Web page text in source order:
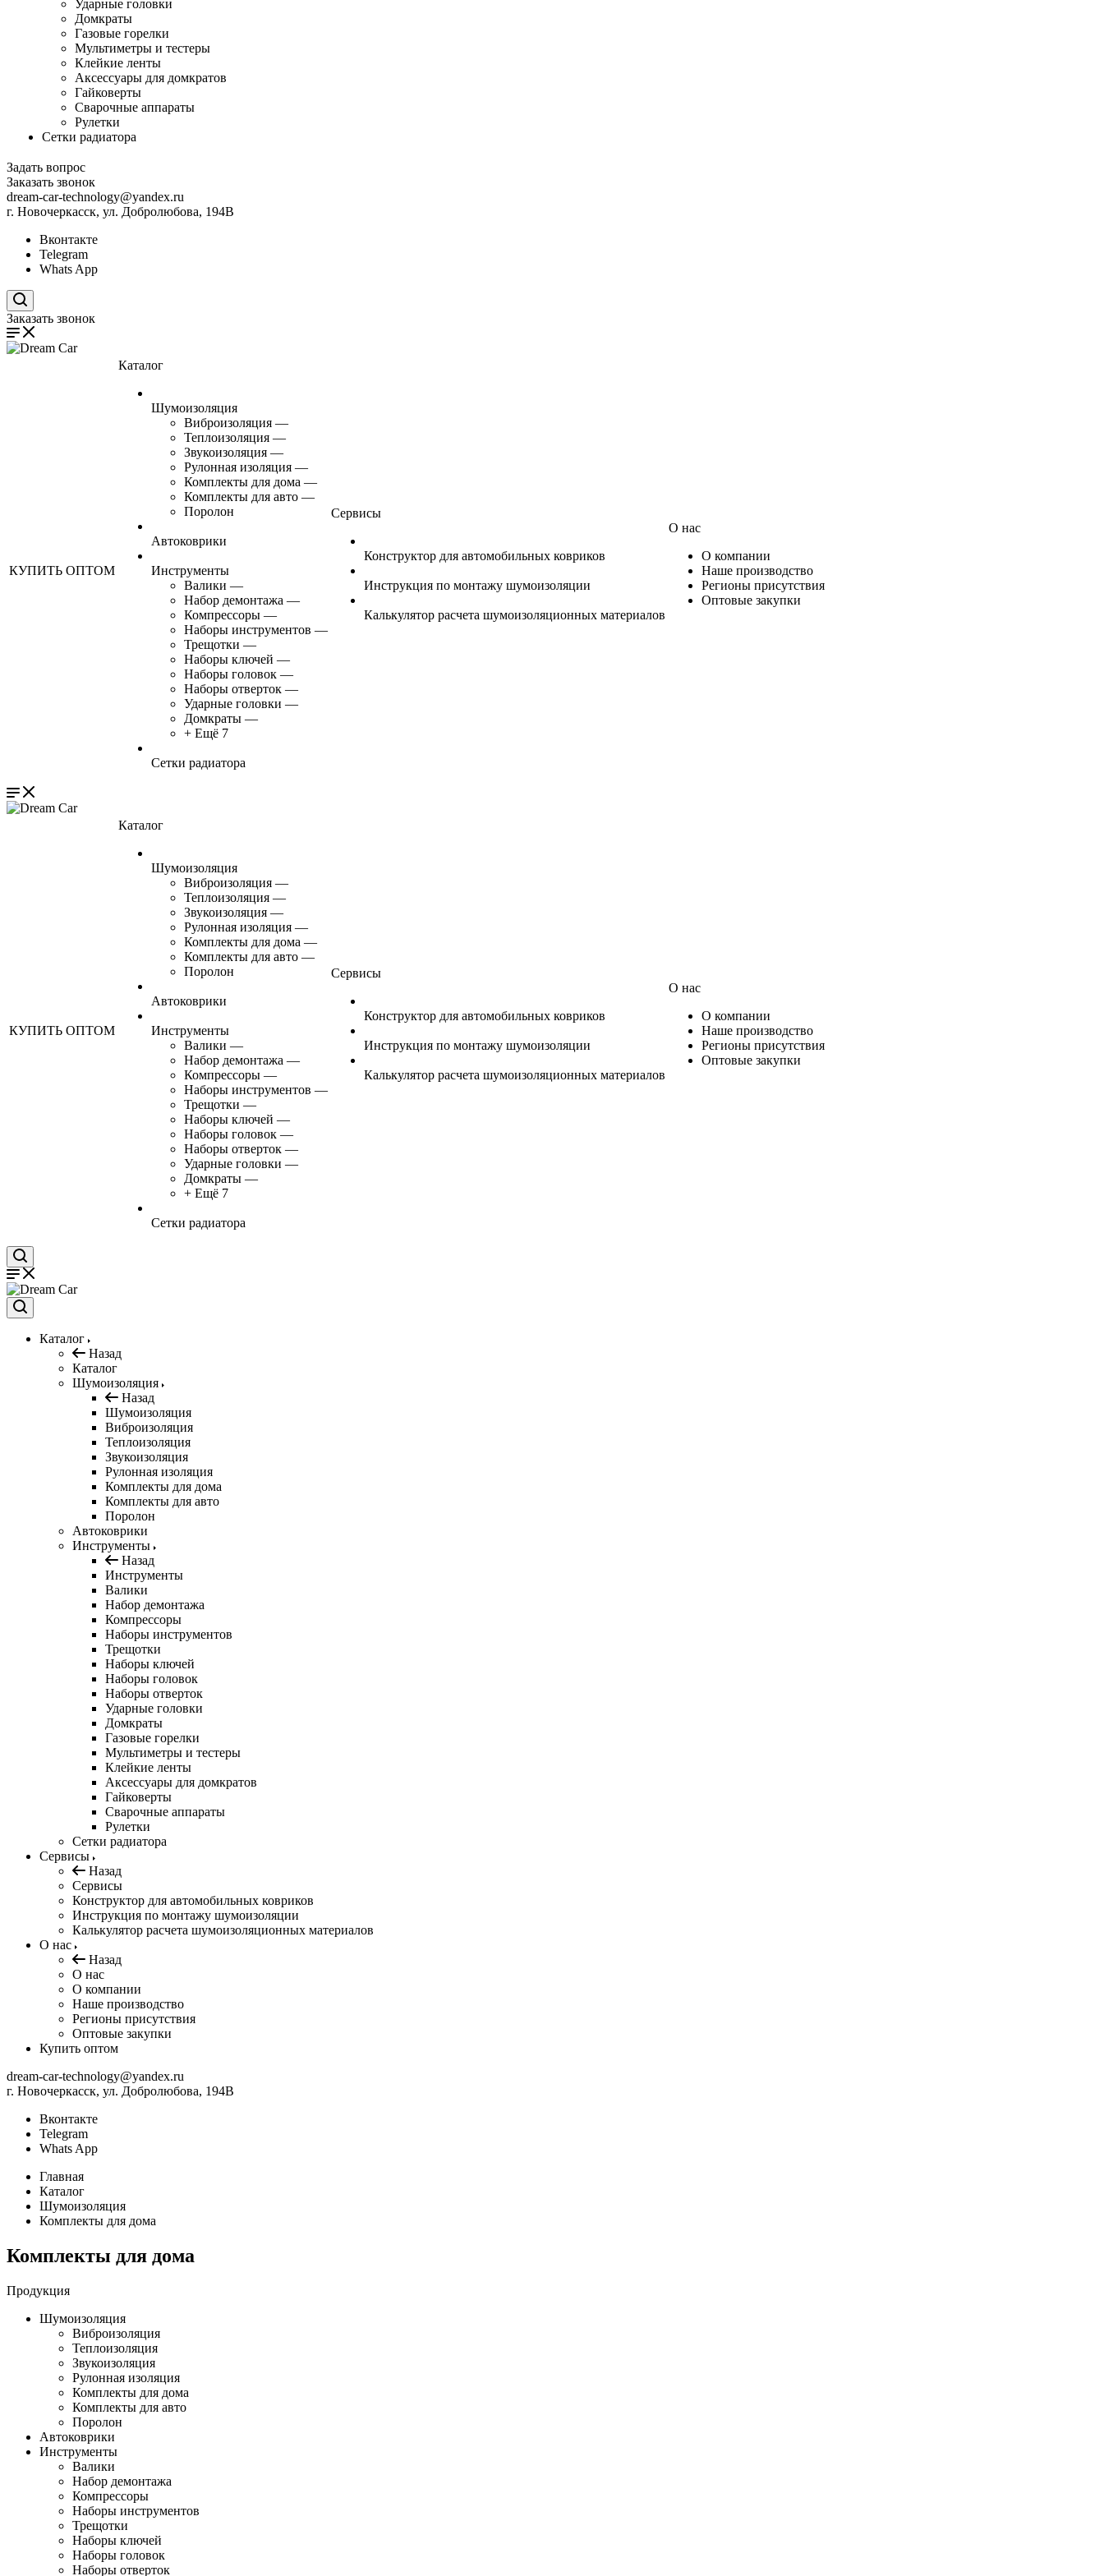
Ударные головки
Домкраты
Газовые горелки
Мультиметры и тестеры
Клейкие ленты
Аксессуары для домкратов
Гайковерты
Сварочные аппараты
Рулетки
Сетки радиатора
Задать вопрос
Заказать звонок
dream-car-technology@yandex.ru
г. Новочеркасск, ул. Добролюбова, 194В
Вконтакте
Telegram
Whats App
Заказать звонок
КУПИТЬ ОПТОМ
Каталог
Шумоизоляция
Виброизоляция —
Теплоизоляция —
Звукоизоляция —
Рулонная изоляция —
Комплекты для дома —
Комплекты для авто —
Поролон
Автоковрики
Инструменты
Валики —
Набор демонтажа —
Компрессоры —
Наборы инструментов —
Трещотки —
Наборы ключей —
Наборы головок —
Наборы отверток —
Ударные головки —
Домкраты —
+ Ещё 7
Сетки радиатора
Сервисы
Конструктор для автомобильных ковриков
Инструкция по монтажу шумоизоляции
Калькулятор расчета шумоизоляционных материалов
О нас
О компании
Наше производство
Регионы присутствия
Оптовые закупки
КУПИТЬ ОПТОМ
Каталог
Шумоизоляция
Виброизоляция —
Теплоизоляция —
Звукоизоляция —
Рулонная изоляция —
Комплекты для дома —
Комплекты для авто —
Поролон
Автоковрики
Инструменты
Валики —
Набор демонтажа —
Компрессоры —
Наборы инструментов —
Трещотки —
Наборы ключей —
Наборы головок —
Наборы отверток —
Ударные головки —
Домкраты —
+ Ещё 7
Сетки радиатора
Сервисы
Конструктор для автомобильных ковриков
Инструкция по монтажу шумоизоляции
Калькулятор расчета шумоизоляционных материалов
О нас
О компании
Наше производство
Регионы присутствия
Оптовые закупки
Каталог
Назад
Каталог
Шумоизоляция
Назад
Шумоизоляция
Виброизоляция
Теплоизоляция
Звукоизоляция
Рулонная изоляция
Комплекты для дома
Комплекты для авто
Поролон
Автоковрики
Инструменты
Назад
Инструменты
Валики
Набор демонтажа
Компрессоры
Наборы инструментов
Трещотки
Наборы ключей
Наборы головок
Наборы отверток
Ударные головки
Домкраты
Газовые горелки
Мультиметры и тестеры
Клейкие ленты
Аксессуары для домкратов
Гайковерты
Сварочные аппараты
Рулетки
Сетки радиатора
Сервисы
Назад
Сервисы
Конструктор для автомобильных ковриков
Инструкция по монтажу шумоизоляции
Калькулятор расчета шумоизоляционных материалов
О нас
Назад
О нас
О компании
Наше производство
Регионы присутствия
Оптовые закупки
Купить оптом
dream-car-technology@yandex.ru
г. Новочеркасск, ул. Добролюбова, 194В
Вконтакте
Telegram
Whats App
Главная
Каталог
Шумоизоляция
Комплекты для дома
Комплекты для дома
Продукция
Шумоизоляция
Виброизоляция
Теплоизоляция
Звукоизоляция
Рулонная изоляция
Комплекты для дома
Комплекты для авто
Поролон
Автоковрики
Инструменты
Валики
Набор демонтажа
Компрессоры
Наборы инструментов
Трещотки
Наборы ключей
Наборы головок
Наборы отверток